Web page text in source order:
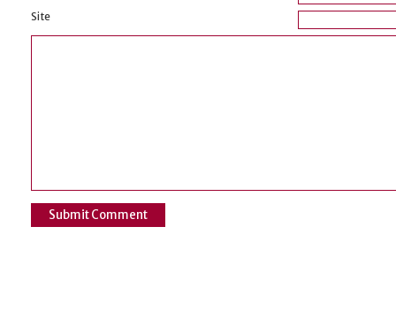
Site